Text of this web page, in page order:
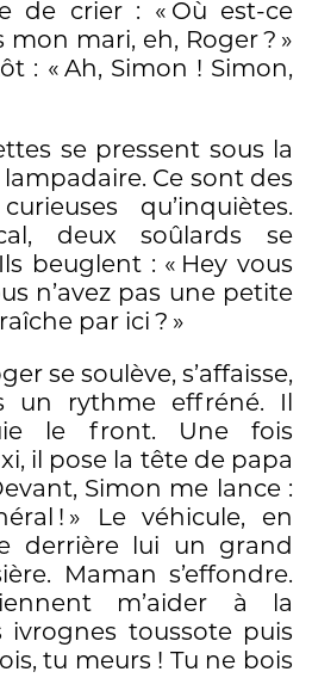
de crier : « Où est-ce
mari, eh, Roger ? »
: « Ah, Simon ! Simon,
se pressent sous la
Ce sont des
qu’inquiètes.
deux soûlards se
beuglent : « Hey vous
n’avez pas une petite
par ici ? »
se soulève, s’affaisse,
un rythme effréné. Il
le front. Une fois
il pose la tête de papa
Simon me lance :
! » Le véhicule, en
derrière lui un grand
Maman s’effondre.
m’aider à la
ivrognes toussote puis
tu meurs ! Tu ne bois